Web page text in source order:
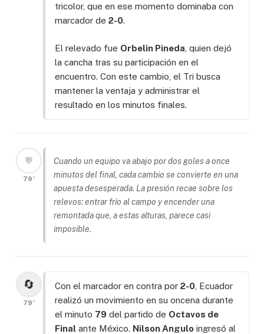
tricolor, que en ese momento dominaba con
marcador de 2-0.
El relevado fue Orbelin Pineda , quien dejó
la cancha tras su participación en el
encuentro. Con este cambio, el Tri busca
mantener la ventaja y administrar el
resultado en los minutos finales.
💬
79'
Cuando un equipo va abajo por dos goles a once
minutos del final, cada cambio se convierte en una
apuesta desesperada. La presión recae sobre los
relevos: entrar frío al campo y encender una
remontada que, a estas alturas, parece casi
imposible.
🔄
79'
Con el marcador en contra por 2-0 , Ecuador
realizó un movimiento en su oncena durante
el minuto 79 del partido de Octavos de
Final ante México. Nilson Angulo ingresó al